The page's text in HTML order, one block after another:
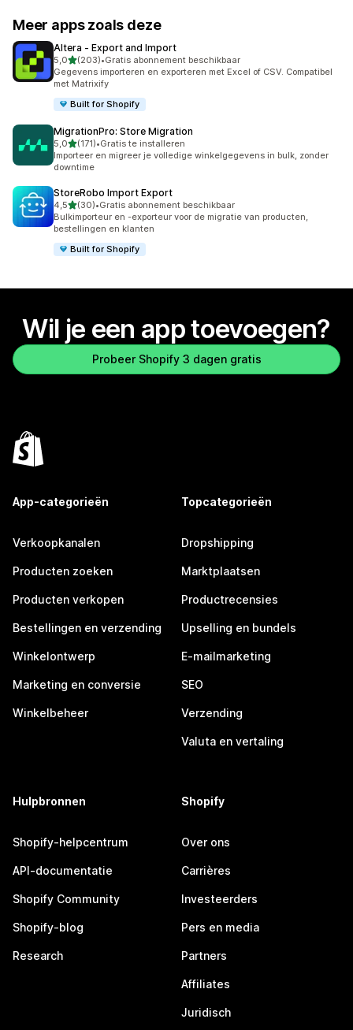
Meer apps zoals deze
Altera ‑ Export and Import
5,0van 5 sterren
(203)
203 recensies in totaal
•Gratis abonnement beschikbaar
Gegevens importeren en exporteren met Excel of CSV. Compatibel
met Matrixify
Built for Shopify
MigrationPro: Store Migration
5,0van 5 sterren
(171)
171 recensies in totaal
•Gratis te installeren
Importeer en migreer je volledige winkelgegevens in bulk, zonder
downtime
StoreRobo Import Export
4,5van 5 sterren
(30)
30 recensies in totaal
•Gratis abonnement beschikbaar
Bulkimporteur en -exporteur voor de migratie van producten,
bestellingen en klanten
Built for Shopify
Wil je een app toevoegen?
Probeer Shopify 3 dagen gratis
App-categorieën
Verkoopkanalen
Producten zoeken
Producten verkopen
Bestellingen en verzending
Winkelontwerp
Marketing en conversie
Winkelbeheer
Topcategorieën
Dropshipping
Marktplaatsen
Productrecensies
Upselling en bundels
E-mailmarketing
SEO
Verzending
Valuta en vertaling
Hulpbronnen
Shopify-helpcentrum
API-documentatie
Shopify Community
Shopify-blog
Research
Shopify
Over ons
Carrières
Investeerders
Pers en media
Partners
Affiliates
Juridisch